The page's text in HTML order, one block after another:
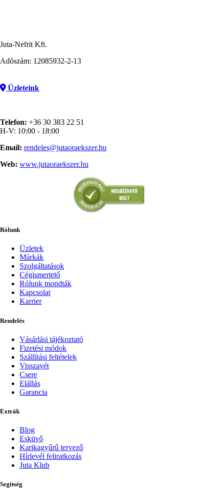
Juta-Nefrit Kft.
Adószám: 12085932-2-13
Üzleteink
Telefon: +36 30 383 22 51
H-V: 10:00 - 18:00
Email: rendeles@jutaoraekszer.hu
Web: www.jutaoraekszer.hu
Rólunk
Üzletek
Márkák
Szolgáltatások
Cégismertető
Rólunk mondták
Kapcsolat
Karrier
Rendelés
Vásárlási tájékoztató
Fizetési módok
Szállítási feltételek
Visszavét
Csere
Elállás
Garancia
Extrák
Blog
Esküvő
Karikagyűrű tervező
Hírlevél feliratkozás
Juta Klub
Segítség